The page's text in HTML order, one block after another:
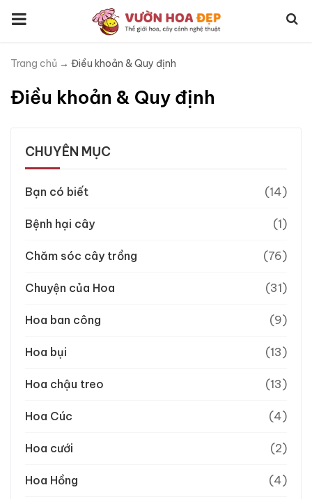
Trang chủ → Điều khoản & Quy định
Điều khoản & Quy định
CHUYÊN MỤC
Bạn có biết (14)
Bệnh hại cây (1)
Chăm sóc cây trồng (76)
Chuyện của Hoa (31)
Hoa ban công (9)
Hoa bụi (13)
Hoa chậu treo (13)
Hoa Cúc (4)
Hoa cưới (2)
Hoa Hồng (4)